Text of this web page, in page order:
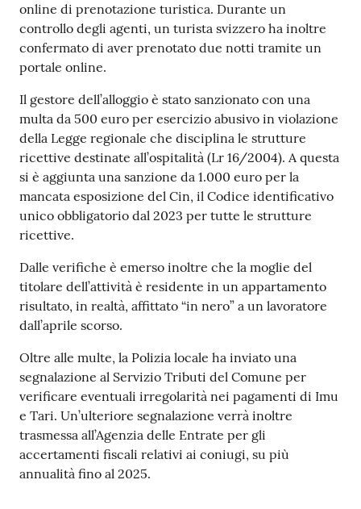
online di prenotazione turistica. Durante un
controllo degli agenti, un turista svizzero ha inoltre
confermato di aver prenotato due notti tramite un
portale online.
Il gestore dell’alloggio è stato sanzionato con una
multa da 500 euro per esercizio abusivo in violazione
della Legge regionale che disciplina le strutture
ricettive destinate all’ospitalità (Lr 16/2004). A questa
si è aggiunta una sanzione da 1.000 euro per la
mancata esposizione del Cin, il Codice identificativo
unico obbligatorio dal 2023 per tutte le strutture
ricettive.
Dalle verifiche è emerso inoltre che la moglie del
titolare dell’attività è residente in un appartamento
risultato, in realtà, affittato “in nero” a un lavoratore
dall’aprile scorso.
Oltre alle multe, la Polizia locale ha inviato una
segnalazione al Servizio Tributi del Comune per
verificare eventuali irregolarità nei pagamenti di Imu
e Tari. Un’ulteriore segnalazione verrà inoltre
trasmessa all’Agenzia delle Entrate per gli
accertamenti fiscali relativi ai coniugi, su più
annualità fino al 2025.